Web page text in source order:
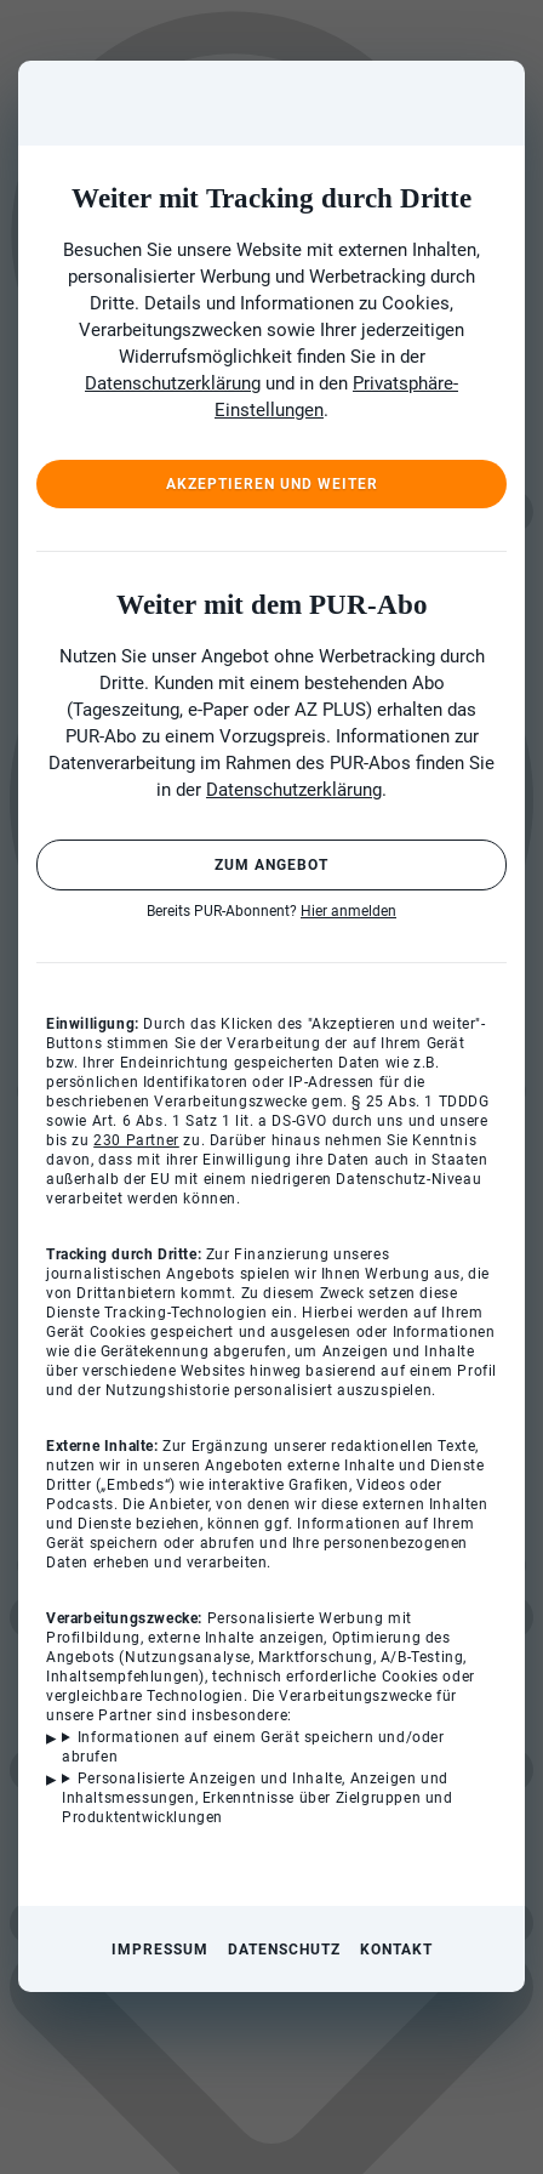
Weiter mit Tracking durch Dritte
Besuchen Sie unsere Website mit externen Inhalten,
personalisierter Werbung und Werbetracking durch
Dritte. Details und Informationen zu Cookies,
Verarbeitungszwecken sowie Ihrer jederzeitigen
Widerrufsmöglichkeit finden Sie in der
Datenschutzerklärung und in den Privatsphäre-
Einstellungen.
AKZEPTIEREN UND WEITER
Weiter mit dem PUR-Abo
Nutzen Sie unser Angebot ohne Werbetracking durch
Dritte. Kunden mit einem bestehenden Abo
(Tageszeitung, e-Paper oder AZ PLUS) erhalten das
PUR-Abo zu einem Vorzugspreis. Informationen zur
Datenverarbeitung im Rahmen des PUR-Abos finden Sie
in der Datenschutzerklärung.
ZUM ANGEBOT
Bereits PUR-Abonnent? Hier anmelden
Einwilligung: Durch das Klicken des "Akzeptieren und weiter"-
Buttons stimmen Sie der Verarbeitung der auf Ihrem Gerät
bzw. Ihrer Endeinrichtung gespeicherten Daten wie z.B.
persönlichen Identifikatoren oder IP-Adressen für die
beschriebenen Verarbeitungszwecke gem. § 25 Abs. 1 TDDDG
sowie Art. 6 Abs. 1 Satz 1 lit. a DS-GVO durch uns und unsere
bis zu230 Partner zu. Darüber hinaus nehmen Sie Kenntnis
davon, dass mit ihrer Einwilligung ihre Daten auch in Staaten
außerhalb der EU mit einem niedrigeren Datenschutz-Niveau
verarbeitet werden können.
Tracking durch Dritte: Zur Finanzierung unseres
journalistischen Angebots spielen wir Ihnen Werbung aus, die
von Drittanbietern kommt. Zu diesem Zweck setzen diese
Dienste Tracking-Technologien ein. Hierbei werden auf Ihrem
Gerät Cookies gespeichert und ausgelesen oder Informationen
wie die Gerätekennung abgerufen, um Anzeigen und Inhalte
über verschiedene Websites hinweg basierend auf einem Profil
und der Nutzungshistorie personalisiert auszuspielen.
Externe Inhalte:Zur Ergänzung unserer redaktionellen Texte,
nutzen wir in unseren Angeboten externe Inhalte und Dienste
Dritter („Embeds“) wie interaktive Grafiken, Videos oder
Podcasts. Die Anbieter, von denen wir diese externen Inhalten
und Dienste beziehen, können ggf. Informationen auf Ihrem
Gerät speichern oder abrufen und Ihre personenbezogenen
Daten erheben und verarbeiten.
Verarbeitungszwecke: Personalisierte Werbung mit
Profilbildung, externe Inhalte anzeigen, Optimierung des
Angebots (Nutzungsanalyse, Marktforschung, A/B-Testing,
Inhaltsempfehlungen), technisch erforderliche Cookies oder
vergleichbare Technologien. Die Verarbeitungszwecke für
unsere Partner sind insbesondere:
Informationen auf einem Gerät speichern und/oder
abrufen
Personalisierte Anzeigen und Inhalte, Anzeigen und
Inhaltsmessungen, Erkenntnisse über Zielgruppen und
Produktentwicklungen
IMPRESSUM DATENSCHUTZ KONTAKT